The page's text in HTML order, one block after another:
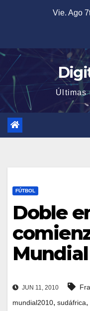
Vie. Ago
Últimas
FÚTBOL
Doble
Mundial
JUN 11, 2010
mundial2010, sudáfrica,